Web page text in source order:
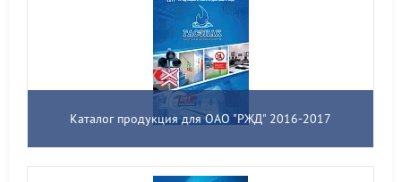
Каталог продукция для ОАО "РЖД" 2016-2017